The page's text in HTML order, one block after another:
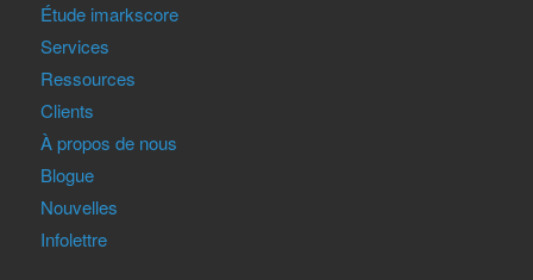
Étude imarkscore
Services
Ressources
Clients
À propos de nous
Blogue
Nouvelles
Infolettre